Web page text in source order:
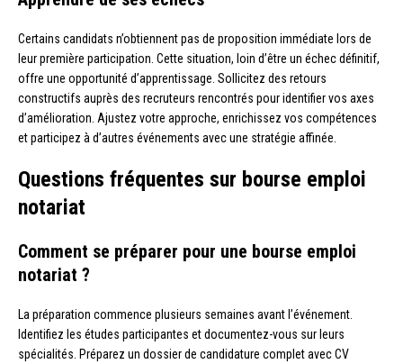
Certains candidats n’obtiennent pas de proposition immédiate lors de
leur première participation. Cette situation, loin d’être un échec définitif,
offre une opportunité d’apprentissage. Sollicitez des retours
constructifs auprès des recruteurs rencontrés pour identifier vos axes
d’amélioration. Ajustez votre approche, enrichissez vos compétences
et participez à d’autres événements avec une stratégie affinée.
Questions fréquentes sur bourse emploi
notariat
Comment se préparer pour une bourse emploi
notariat ?
La préparation commence plusieurs semaines avant l’événement.
Identifiez les études participantes et documentez-vous sur leurs
spécialités. Préparez un dossier de candidature complet avec CV